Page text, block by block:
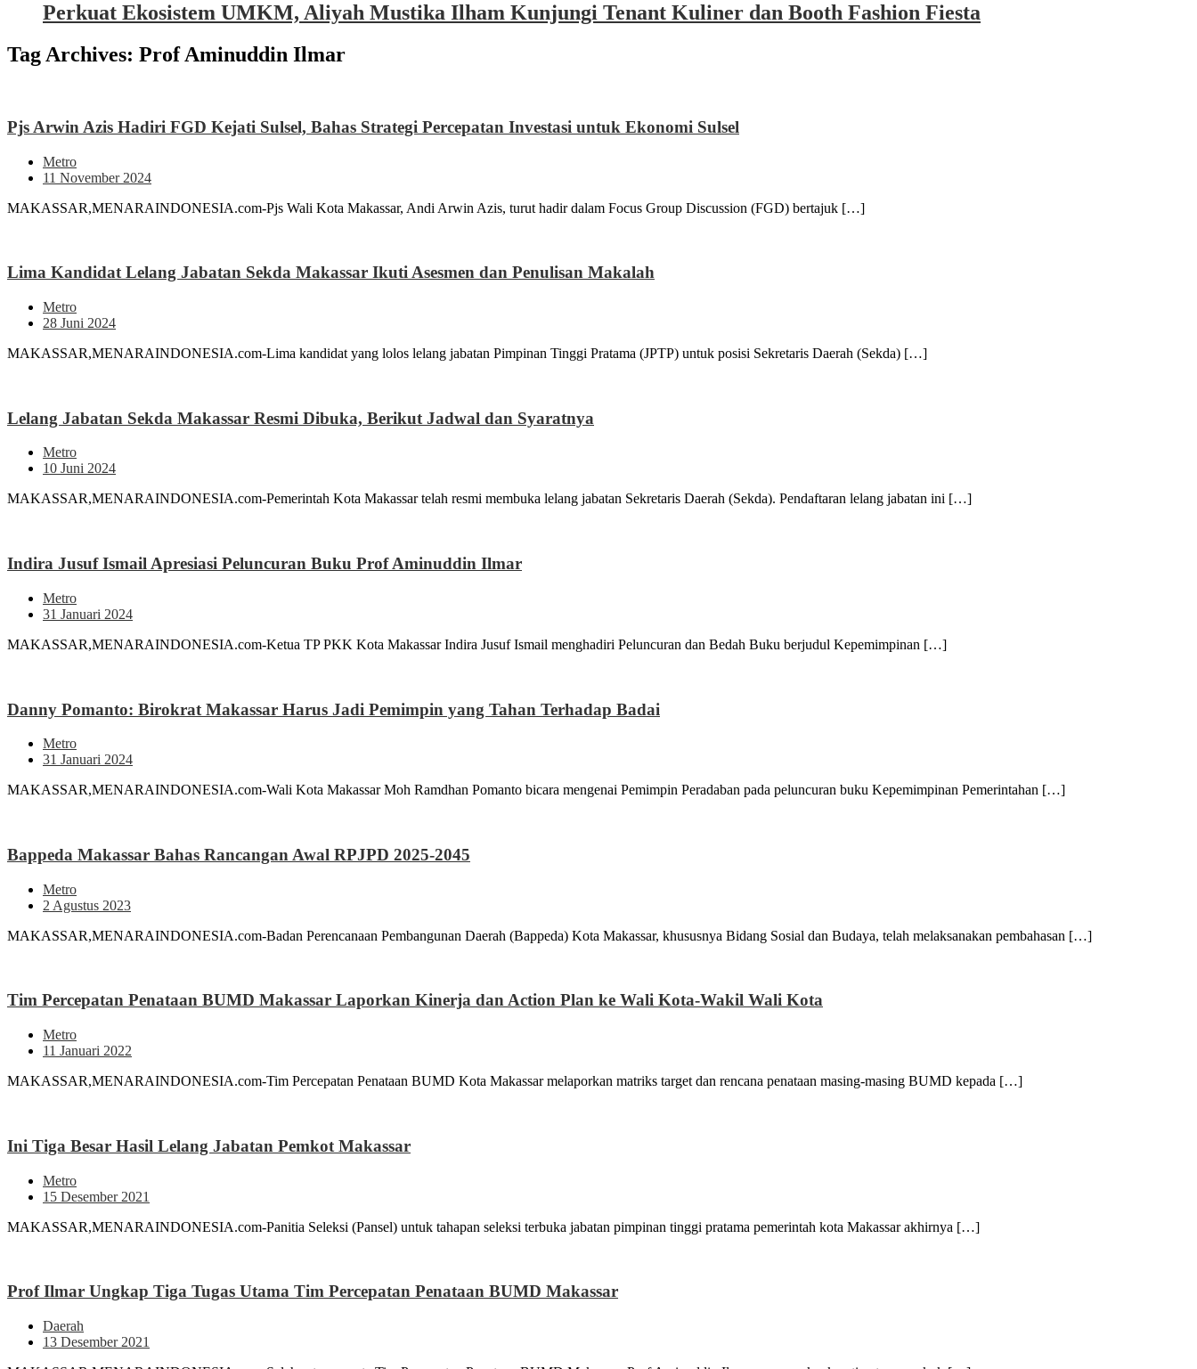
Perkuat Ekosistem UMKM, Aliyah Mustika Ilham Kunjungi Tenant Kuliner dan Booth Fashion Fiesta
Tag Archives: Prof Aminuddin Ilmar
Pjs Arwin Azis Hadiri FGD Kejati Sulsel, Bahas Strategi Percepatan Investasi untuk Ekonomi Sulsel
Metro
11 November 2024
MAKASSAR,MENARAINDONESIA.com-Pjs Wali Kota Makassar, Andi Arwin Azis, turut hadir dalam Focus Group Discussion (FGD) bertajuk […]
Lima Kandidat Lelang Jabatan Sekda Makassar Ikuti Asesmen dan Penulisan Makalah
Metro
28 Juni 2024
MAKASSAR,MENARAINDONESIA.com-Lima kandidat yang lolos lelang jabatan Pimpinan Tinggi Pratama (JPTP) untuk posisi Sekretaris Daerah (Sekda) […]
Lelang Jabatan Sekda Makassar Resmi Dibuka, Berikut Jadwal dan Syaratnya
Metro
10 Juni 2024
MAKASSAR,MENARAINDONESIA.com-Pemerintah Kota Makassar telah resmi membuka lelang jabatan Sekretaris Daerah (Sekda). Pendaftaran lelang jabatan ini […]
Indira Jusuf Ismail Apresiasi Peluncuran Buku Prof Aminuddin Ilmar
Metro
31 Januari 2024
MAKASSAR,MENARAINDONESIA.com-Ketua TP PKK Kota Makassar Indira Jusuf Ismail menghadiri Peluncuran dan Bedah Buku berjudul Kepemimpinan […]
Danny Pomanto: Birokrat Makassar Harus Jadi Pemimpin yang Tahan Terhadap Badai
Metro
31 Januari 2024
MAKASSAR,MENARAINDONESIA.com-Wali Kota Makassar Moh Ramdhan Pomanto bicara mengenai Pemimpin Peradaban pada peluncuran buku Kepemimpinan Pemerintahan […]
Bappeda Makassar Bahas Rancangan Awal RPJPD 2025-2045
Metro
2 Agustus 2023
MAKASSAR,MENARAINDONESIA.com-Badan Perencanaan Pembangunan Daerah (Bappeda) Kota Makassar, khususnya Bidang Sosial dan Budaya, telah melaksanakan pembahasan […]
Tim Percepatan Penataan BUMD Makassar Laporkan Kinerja dan Action Plan ke Wali Kota-Wakil Wali Kota
Metro
11 Januari 2022
MAKASSAR,MENARAINDONESIA.com-Tim Percepatan Penataan BUMD Kota Makassar melaporkan matriks target dan rencana penataan masing-masing BUMD kepada […]
Ini Tiga Besar Hasil Lelang Jabatan Pemkot Makassar
Metro
15 Desember 2021
MAKASSAR,MENARAINDONESIA.com-Panitia Seleksi (Pansel) untuk tahapan seleksi terbuka jabatan pimpinan tinggi pratama pemerintah kota Makassar akhirnya […]
Prof Ilmar Ungkap Tiga Tugas Utama Tim Percepatan Penataan BUMD Makassar
Daerah
13 Desember 2021